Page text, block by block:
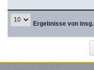
Ergebnisse von